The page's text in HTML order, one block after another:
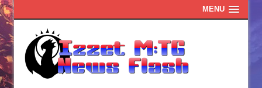
MENU